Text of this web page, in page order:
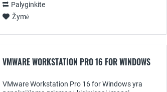
Palyginkite
Žymė
VMWARE WORKSTATION PRO 16 FOR WINDOWS
VMware Workstation Pro 16 for Windows yra